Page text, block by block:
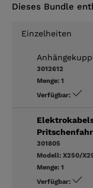
Dieses Bundle
Einzelheiten
3012612
Menge: 1
Verfügbar:
301805
Modell: X250/
Menge: 1
Verfügbar: